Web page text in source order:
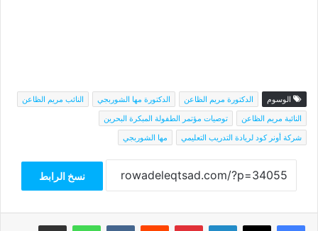
الوسوم الدكتورة مريم الظاعن الدكتورة مها الشوربجي
النائب مريم الظاعن
النائبة مريم الظاعن
توصيات مؤتمر الطفولة المبكرة البحرين
شركة أونر كود لريادة التدريب التعليمي
مها الشوربجي
نسخ الرابط
فيسبوك‫X لينكدإن بينتيريست واتساب مشاركة عبر البريد